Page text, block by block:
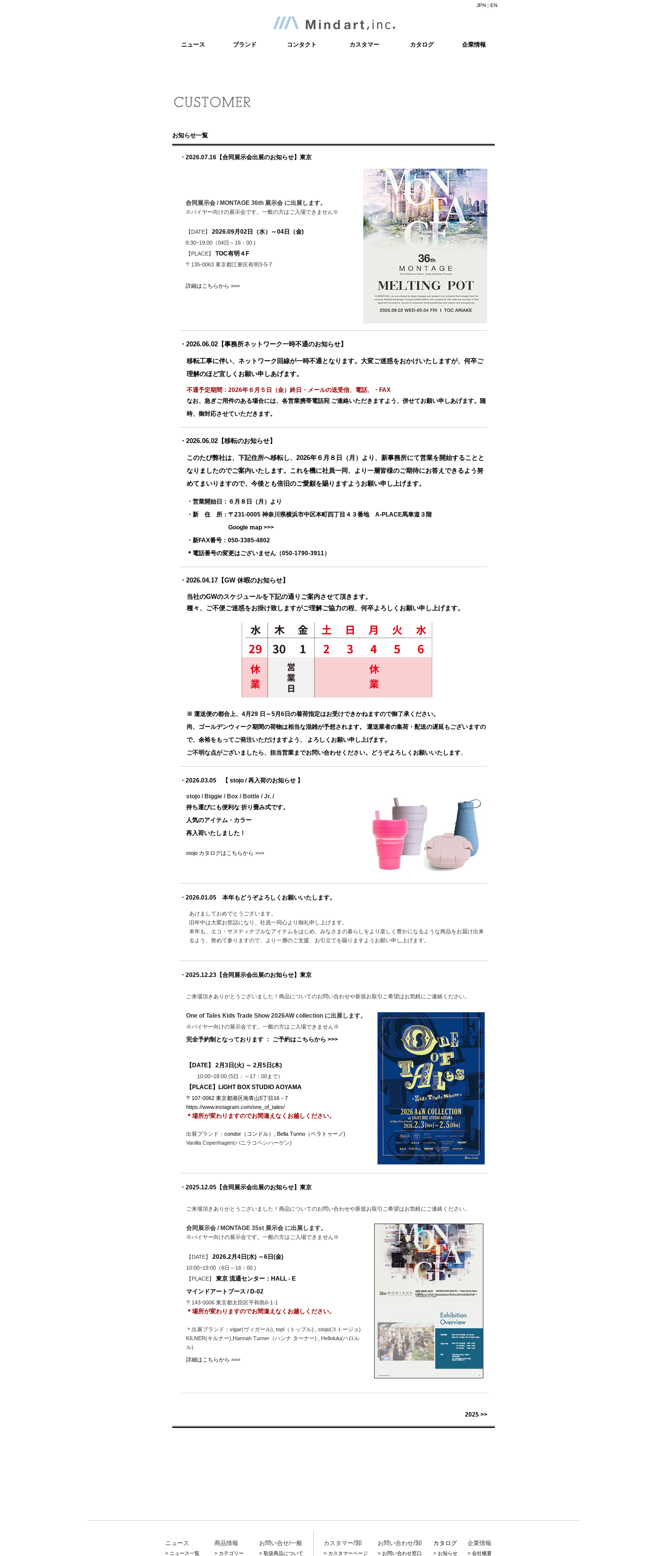
JPN | EN
ニュース ブランド コンタクト カスタマー カタログ 企業情報
お知らせ一覧
・2026.07.16 【合同展示会出展のお知らせ】東京
合同展示会 / MONTAGE 36th 展示会 に出展します。
※バイヤー向けの展示会です。一般の方はご入場できません※
【DATE】 2026.09月02日（水）～04日（金)
9:30~19:00（04日～16：00 )
【PLACE】 TOC有明４F
〒135-0063 東京都江東区有明3-5-7
詳細はこちらから >>>
・2026.06.02【事務所ネットワーク一時不通のお知らせ】
移転工事に伴い、ネットワーク回線が一時不通となります。大変ご迷惑をおかけいたしますが、何卒ご
理解のほど宜しくお願い申しあげます。
不通予定期間：2026年６月５日（金）終日・メールの送受信、電話、・FAX
なお、急ぎご用件のある場合には、各営業携帯電話宛 ご連絡いただきますよう、併せてお願い申しあげます。随
時、御対応させていただきます。
・2026.06.02【移転のお知らせ】
このたび弊社は、下記住所へ移転し、2026年６月８日（月）より、新事務所にて営業を開始することと
なりましたのでご案内いたします。これを機に社員一同、より一層皆様のご期待にお答えできるよう努
めてまいりますので、今後とも倍旧のご愛顧を賜りますようお願い申し上げます。
・営業開始日：６月８日（月）より
・新 住 所：〒231-0005 神奈川県横浜市中区本町四丁目４３番地 A-PLACE馬車道３階
Google map >>>
・新FAX番号：050-3385-4802
＊電話番号の変更はございません（050-1790-3911）
・2026.04.17【GW 休暇のお知らせ】
当社のGWのスケジュールを下記の通りご案内させて頂きます。
種々、ご不便ご迷惑をお掛け致しますがご理解ご協力の程、何卒よろしくお願い申し上げます。
※ 運送便の都合上、4月29 日～5月6日の着荷指定はお受けできかねますので御了承ください。
尚、ゴールデンウィーク期間の荷物は相当な混雑が予想されます。 運送業者の集荷・配送の遅延もございますの
で、余裕をもってご発注いただけますよう、 よろしくお願い申し上げます。
ご不明な点がございましたら、担当営業までお問い合わせください。どうぞよろしくお願いいたします。
・2026.03.05 【 stojo / 再入荷のお知らせ 】
stojo / Biggie / Box / Bottle / Jr. /
持ち運びにも便利な 折り畳み式です。
人気のアイテム・カラー
再入荷いたしました！
stojo カタログはこちらから >>>
・2026.01.05 本年もどうぞよろしくお願いいたします。
あけましておめでとうございます。
旧年中は大変お世話になり、社員一同心より御礼申し上げます。
本年も、エコ・サスティナブルなアイテムをはじめ、みなさまの暮らしをより楽しく豊かになるような商品をお届け出来
るよう、努めて参りますので、より一層のご支援、お引立てを賜りますようお願い申し上げます。
・2025.12.23 【合同展示会出展のお知らせ】東京
ご来場頂きありがとうございました！商品についてのお問い合わせや新規お取引ご希望はお気軽にご連絡ください。
One of Tales Kids Trade Show 2026AWcollection に出展します。
※バイヤー向けの展示会です。一般の方はご入場できません※
完全予約制となっております ： ご予約はこちらから >>>
【DATE】 2月3日(火) ～ 2月5日(木)
10:00~18:00 (5日：～17：00まで）
【PLACE】LIGHT BOX STUDIO AOYAMA
〒107-0062 東京都港区南青山5丁目16－7
https://www.instagram.com/one_of_tales/
＊場所が変わりますのでお間違えなくお越しください。
出展ブランド： condor（コンドル）
Bella Tunno（ベラトゥーノ)
Vanilla Copenhagen(バニラコペンハーゲン)
・2025.12.05 【合同展示会出展のお知らせ】東京
ご来場頂きありがとうございました！商品についてのお問い合わせや新規お取引ご希望はお気軽にご連絡ください。
合同展示会 / MONTAGE 35st 展示会 に出展します。
※バイヤー向けの展示会です。一般の方はご入場できません※
【DATE】 2026.2月4日(水) ～6日(金)
10:00~19:00（6日～16：00 )
【PLACE】 東京 流通センター：HALL - E
マインドアートブース / D-02
〒143-0006 東京都太田区平和島6-1-1
＊場所が変わりますのでお間違えなくお越しください。
＊出展ブランド：vigar(ヴィガール), topl（トップル) , stojo(ストージョ)
KILNER(キルナー),Hannah Turner（ハンナ ターナー) , Hellolulu(ハロル
ル)
詳細はこちらから >>>
2025 >>